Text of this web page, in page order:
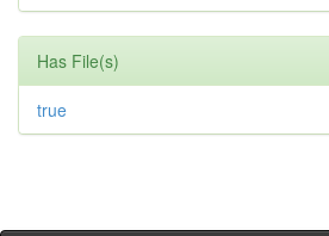
Has File(s)
true